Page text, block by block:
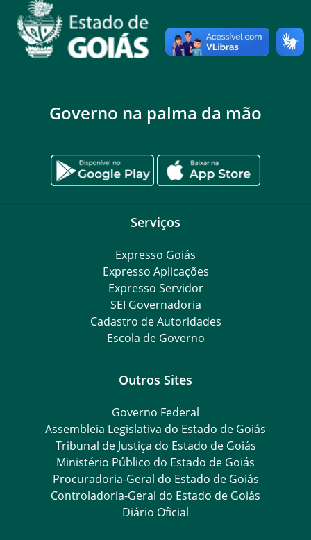
Governo na palma da mão
Serviços
Expresso Goiás
Expresso Aplicações
Expresso Servidor
SEI Governadoria
Cadastro de Autoridades
Escola de Governo
Outros Sites
Governo Federal
Assembleia Legislativa do Estado de Goiás
Tribunal de Justiça do Estado de Goiás
Ministério Público do Estado de Goiás
Procuradoria-Geral do Estado de Goiás
Controladoria-Geral do Estado de Goiás
Diário Oficial